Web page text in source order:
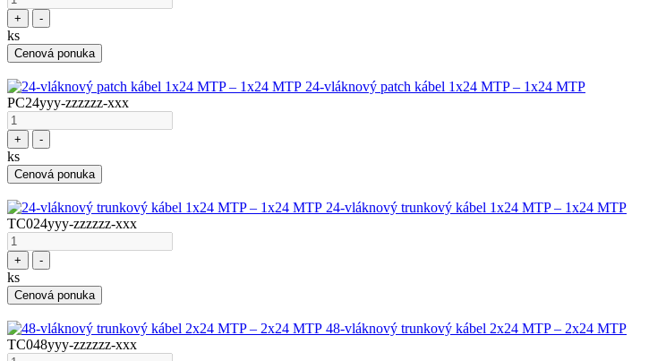
+ -
ks
Cenová ponuka
24-vláknový patch kábel 1x24 MTP – 1x24 MTP
PC24yyy-zzzzzz-xxx
+ -
ks
Cenová ponuka
24-vláknový trunkový kábel 1x24 MTP – 1x24 MTP
TC024yyy-zzzzzz-xxx
+ -
ks
Cenová ponuka
48-vláknový trunkový kábel 2x24 MTP – 2x24 MTP
TC048yyy-zzzzzz-xxx